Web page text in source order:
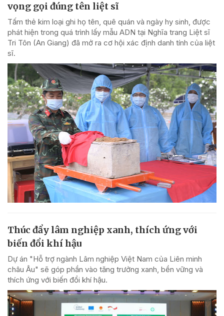
vọng gọi đúng tên liệt sĩ
Tấm thẻ kim loại ghi họ tên, quê quán và ngày hy sinh, được
phát hiện trong quá trình lấy mẫu ADN tại Nghĩa trang Liệt sĩ
Tri Tôn (An Giang) đã mở ra cơ hội xác định danh tính của liệt
sĩ.
Thúc đẩy lâm nghiệp xanh, thích ứng với
biến đổi khí hậu
Dự án "Hỗ trợ ngành Lâm nghiệp Việt Nam của Liên minh
châu Âu" sẽ góp phần vào tăng trưởng xanh, bền vững và
thích ứng với biến đổi khí hậu.